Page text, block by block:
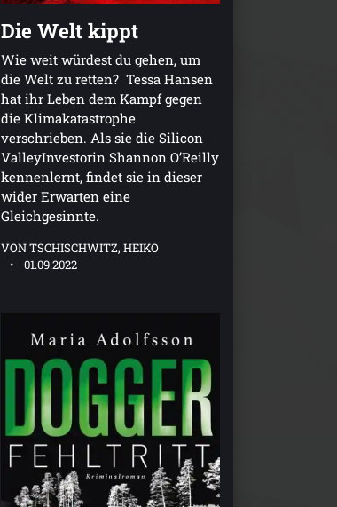
Die Welt kippt
Wie weit würdest du gehen, um
die Welt zu retten? Tessa Hansen
hat ihr Leben dem Kampf gegen
die Klimakatastrophe
verschrieben. Als sie die Silicon
ValleyInvestorin Shannon O’Reilly
kennenlernt, findet sie in dieser
wider Erwarten eine
Gleichgesinnte.
VON TSCHISCHWITZ, HEIKO
01.09.2022